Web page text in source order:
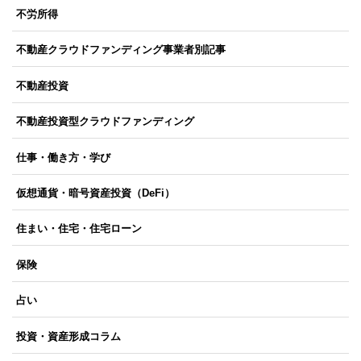
不労所得
不動産クラウドファンディング事業者別記事
不動産投資
不動産投資型クラウドファンディング
仕事・働き方・学び
仮想通貨・暗号資産投資（DeFi）
住まい・住宅・住宅ローン
保険
占い
投資・資産形成コラム